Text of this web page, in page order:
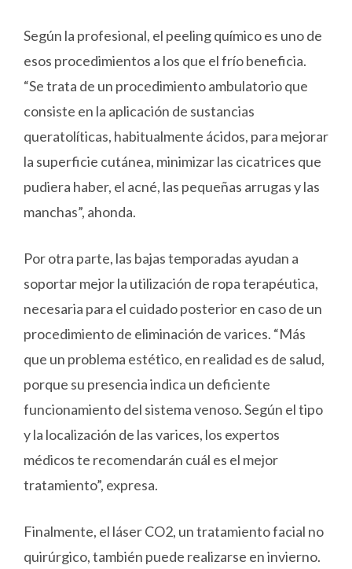
Según la profesional, el peeling químico es uno de
esos procedimientos a los que el frío beneficia.
“Se trata de un procedimiento ambulatorio que
consiste en la aplicación de sustancias
queratolíticas, habitualmente ácidos, para mejorar
la superficie cutánea, minimizar las cicatrices que
pudiera haber, el acné, las pequeñas arrugas y las
manchas”, ahonda.
Por otra parte, las bajas temporadas ayudan a
soportar mejor la utilización de ropa terapéutica,
necesaria para el cuidado posterior en caso de un
procedimiento de eliminación de varices. “Más
que un problema estético, en realidad es de salud,
porque su presencia indica un deficiente
funcionamiento del sistema venoso. Según el tipo
y la localización de las varices, los expertos
médicos te recomendarán cuál es el mejor
tratamiento”, expresa.
Finalmente, el láser CO2, un tratamiento facial no
quirúrgico, también puede realizarse en invierno.